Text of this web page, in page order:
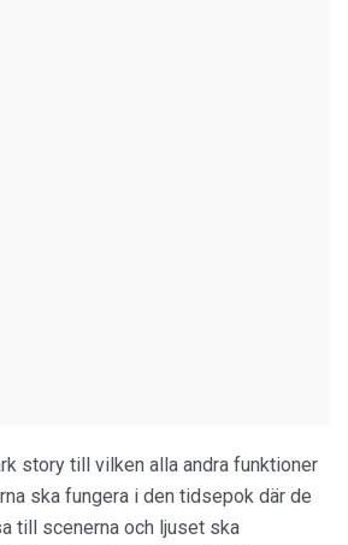
story till vilken alla andra funktioner
ska fungera i den tidsepok där de
till scenerna och ljuset ska